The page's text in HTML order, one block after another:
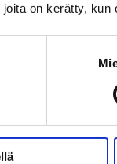
on kerätty,